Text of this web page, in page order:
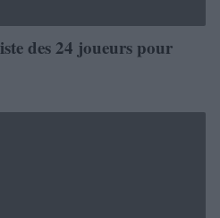
des 24 joueurs pour